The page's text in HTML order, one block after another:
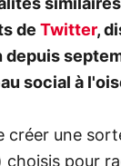
de Twitter,
social à
créer une